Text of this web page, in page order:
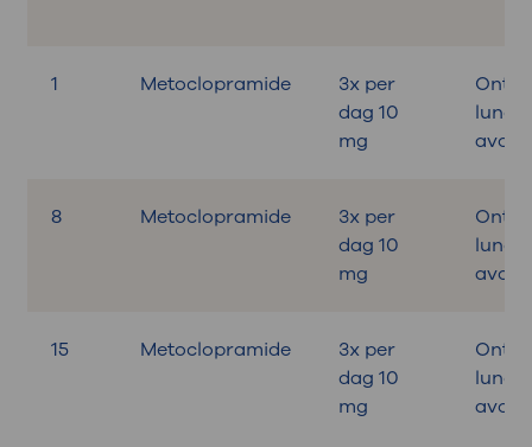
1 Metoclopramide
3x per
dag 10
mg
lunch,
8 Metoclopramide
3x per
dag 10
mg
lunch,
15 Metoclopramide
3x per
dag 10
mg
lunch,